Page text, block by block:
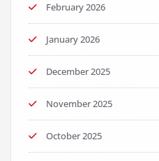
February 2026
January 2026
December 2025
November 2025
October 2025